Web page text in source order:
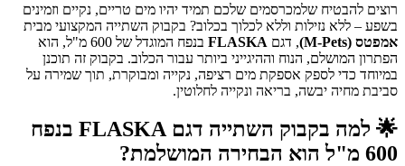
רוצים להבטיח שלמכרסמים שלכם תמיד יהיו מים טריים, נקיים וזמינים
בשפע – ללא נזילות וללא לכלוך בכלוב? בקבוק השתייה המקצועי מבית
אמפטס (M-Pets)
, דגם FLASKA
בנפח המוגדל של 600 מ"ל, הוא
הפתרון המושלם, הנוח וההיגייני ביותר עבור הכלוב. בקבוק זה תוכנן
במיוחד כדי לספק אספקת מים רציפה, נקייה ומבוקרת, תוך שמירה על
סביבת מחיה יבשה, בריאה ונקייה לחלוטין.
🌟
למה בקבוק השתייה דגם FLASKA בנפח
600 מ"ל הוא הבחירה המושלמת?